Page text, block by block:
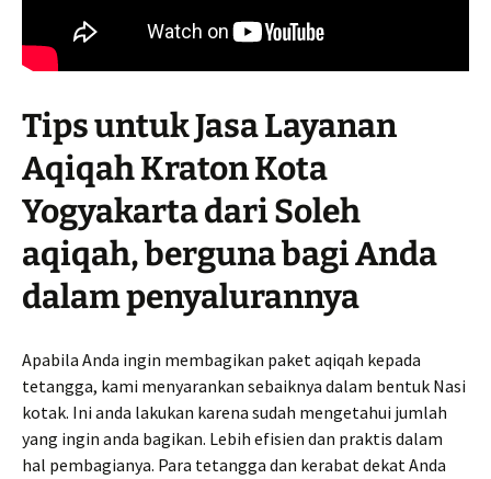
Tips untuk Jasa Layanan
Aqiqah Kraton Kota
Yogyakarta dari Soleh
aqiqah, berguna bagi Anda
dalam penyalurannya
Apabila Anda ingin membagikan paket aqiqah kepada
tetangga, kami menyarankan sebaiknya dalam bentuk Nasi
kotak. Ini anda lakukan karena sudah mengetahui jumlah
yang ingin anda bagikan. Lebih efisien dan praktis dalam
hal pembagianya. Para tetangga dan kerabat dekat Anda